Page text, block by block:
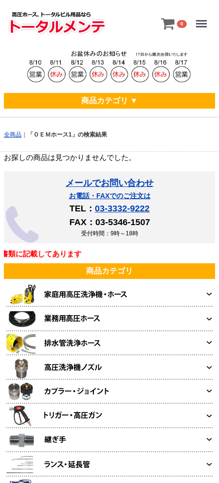
0
商品カテゴリ ▼
全商品 「ＯＥＭホース1」の検索結果
お探しの商品は見つかりませんでした。
メールでお問い合わせ
お電話・FAXでのご注文は
TEL： 03-3332-9222
FAX：03-5346-1507
受付時間：9時～18時
類に記載してあります
商品カテゴリ